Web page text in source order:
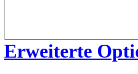
Erweiterte